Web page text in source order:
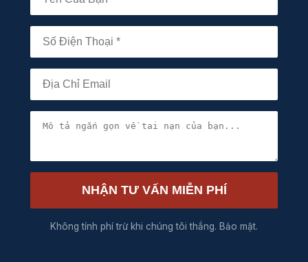
NHẬN TƯ VẤN MIỄN PHÍ
Không tính phí trừ khi chúng tôi thắng. Bảo mật.